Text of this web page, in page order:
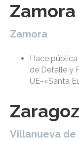
Zamora
Zamora
Hace
de Detalle y
UE-«Santa
Villanueva de